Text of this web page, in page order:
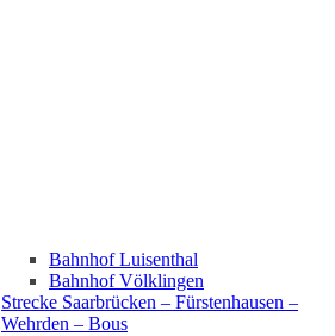
Bahnhof Luisenthal
Bahnhof Völklingen
Strecke Saarbrücken – Fürstenhausen –
Wehrden – Bous